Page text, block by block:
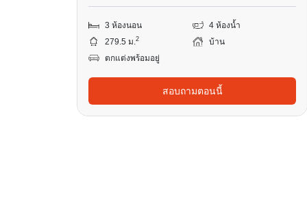
3 ห้องนอน
4 ห้องน้ำ
279.5 ม.2
บ้าน
ตกแต่งพร้อมอยู่
สอบถามตอนนี้